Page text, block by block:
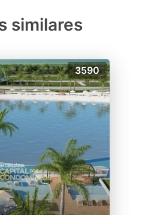
similares
3590